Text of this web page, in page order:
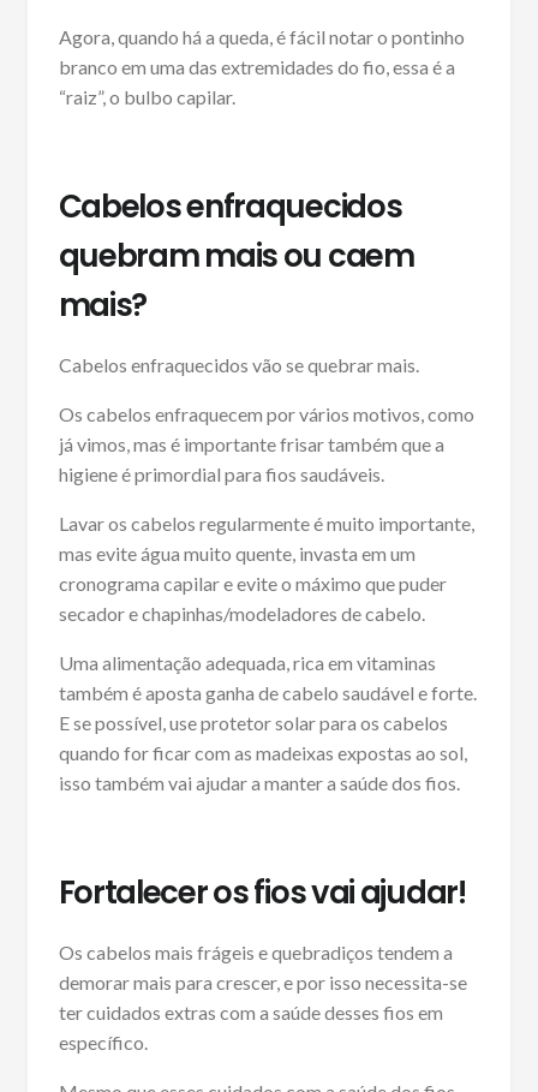
Agora, quando há a queda, é fácil notar o pontinho
branco em uma das extremidades do fio, essa é a
“raiz”, o bulbo capilar.
Cabelos enfraquecidos
quebram mais ou caem
mais?
Cabelos enfraquecidos vão se quebrar mais.
Os cabelos enfraquecem por vários motivos, como
já vimos, mas é importante frisar também que a
higiene é primordial para fios saudáveis.
Lavar os cabelos regularmente é muito importante,
mas evite água muito quente, invasta em um
cronograma capilar e evite o máximo que puder
secador e chapinhas/modeladores de cabelo.
Uma alimentação adequada, rica em vitaminas
também é aposta ganha de cabelo saudável e forte.
E se possível, use protetor solar para os cabelos
quando for ficar com as madeixas expostas ao sol,
isso também vai ajudar a manter a saúde dos fios.
Fortalecer os fios vai ajudar!
Os cabelos mais frágeis e quebradiços tendem a
demorar mais para crescer, e por isso necessita-se
ter cuidados extras com a saúde desses fios em
específico.